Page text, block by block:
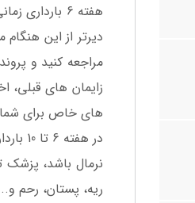
هفته 6
دیرتر از این
مراجعه کنید و
زایمان های قبلی،
های خاص برای
در
نرمال باشد،
ریه، پستان، رحم